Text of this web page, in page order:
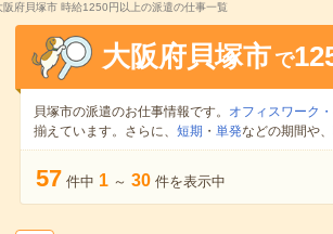
阪府貝塚市 時給1250円以上の派遣の仕事一覧
大阪府貝塚市 で
貝塚市の派遣のお仕事情報です。 オフィスワーク
揃えています。さらに、 短期 ・ 単発などの期間や、
57 件中 1 ～ 30 件を表示中